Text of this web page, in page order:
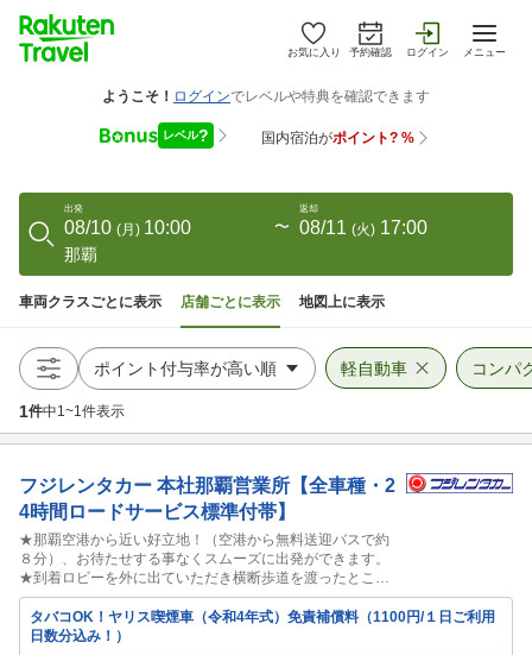
お気に入り 予約確認 ログイン メニュー
出発
08/10 (月) 10:00 〜
返却
08/11 (火) 17:00
那覇
車両クラスごとに表示 店舗ごとに表示 地図上に表示
軽自動車 コンパ
1件中1~1件表示
フジレンタカー 本社那覇営業所【全車種・2
4時間ロードサービス標準付帯】
★那覇空港から近い好立地！（空港から無料送迎バスで約
８分）、お待たせする事なくスムーズに出発ができます。
★到着ロビーを外に出ていただき横断歩道を渡ったとこ
ろ、11-B付近が乗り場となります。詳しくはフジレンタカ
ーHP空港送迎ご案内をご覧ください。
タバコOK！ヤリス喫煙車（令和4年式）免責補償料（1100円/１日ご利用
日数分込み！）